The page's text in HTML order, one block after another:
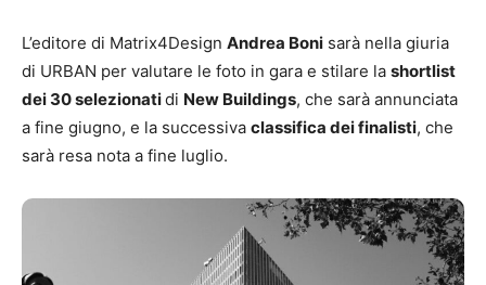
L’editore di Matrix4Design Andrea Boni sarà nella giuria
di URBAN per valutare le foto in gara e stilare la shortlist
dei 30 selezionatidi New Buildings, che sarà annunciata
a fine giugno, e la successiva classifica dei finalisti, che
sarà resa nota a fine luglio.